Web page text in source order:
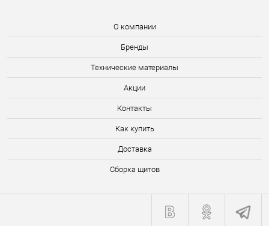
О компании
Бренды
Технические материалы
Акции
Контакты
Как купить
Доставка
Сборка щитов